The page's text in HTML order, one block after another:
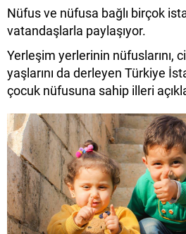
Nüfus ve nüfusa bağlı birçok
vatandaşlarla paylaşıyor.
Yerleşim yerlerinin nüfuslarını,
yaşlarını da derleyen Türkiye
çocuk nüfusuna sahip illeri